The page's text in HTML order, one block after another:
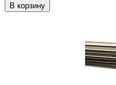
В корзину